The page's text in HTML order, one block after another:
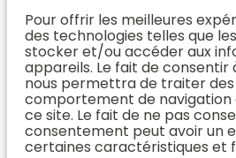
Pour offrir les meilleures
des technologies telles que
stocker et/ou accéder aux
appareils. Le fait de consentir
nous permettra de traiter
comportement de navigation
ce site. Le fait de ne pas
consentement peut avoir un
certaines caractéristiques et
Prendre
rendez-vous
Après mon
rendez-vous
Espace
Vétérinaire
(Chirurgie &
Dentisterie
ORL
L’Équipe
Dentisterie
ORL